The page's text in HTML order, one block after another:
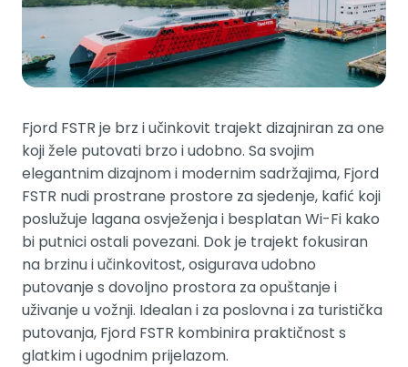
Fjord FSTR je brz i učinkovit trajekt dizajniran za one
koji žele putovati brzo i udobno. Sa svojim
elegantnim dizajnom i modernim sadržajima, Fjord
FSTR nudi prostrane prostore za sjedenje, kafić koji
poslužuje lagana osvježenja i besplatan Wi-Fi kako
bi putnici ostali povezani. Dok je trajekt fokusiran
na brzinu i učinkovitost, osigurava udobno
putovanje s dovoljno prostora za opuštanje i
uživanje u vožnji. Idealan i za poslovna i za turistička
putovanja, Fjord FSTR kombinira praktičnost s
glatkim i ugodnim prijelazom.